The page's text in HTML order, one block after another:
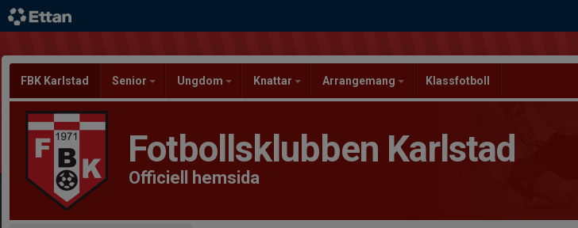
FBK Karlstad Senior Ungdom Knattar Arrangemang Klassfotboll
Fotbollsklubben Karlstad
Officiell hemsida